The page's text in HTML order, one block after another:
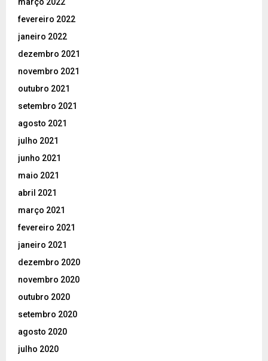
março 2022
fevereiro 2022
janeiro 2022
dezembro 2021
novembro 2021
outubro 2021
setembro 2021
agosto 2021
julho 2021
junho 2021
maio 2021
abril 2021
março 2021
fevereiro 2021
janeiro 2021
dezembro 2020
novembro 2020
outubro 2020
setembro 2020
agosto 2020
julho 2020